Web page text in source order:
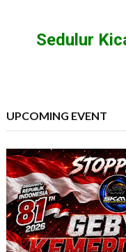
Sedulur
UPCOMING EVENT